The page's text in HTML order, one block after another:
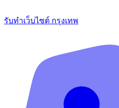
รับทำเว็บไซต์ กรุงเทพ